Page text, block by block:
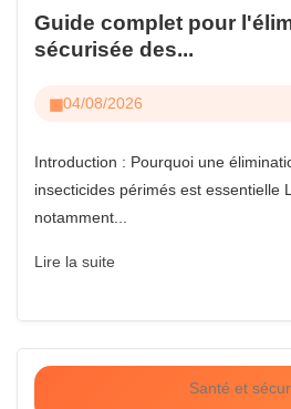
Guide complet pour
sécurisée des...
04/08/2026
Introduction : Pourquoi une
insecticides périmés est essentielle
notamment...
Lire la suite
Santé et